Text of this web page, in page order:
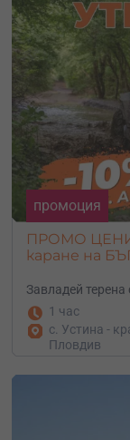
промоция
ПРОМО
каране на
Завладей
1 час
с. Устина -
Пловдив